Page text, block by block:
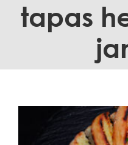
tapas